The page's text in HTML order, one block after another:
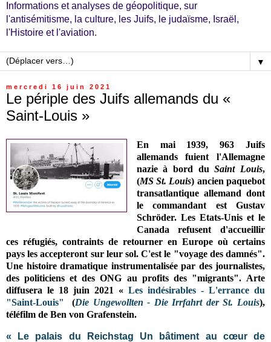
Informations et analyses de géopolitique, sur
l'antisémitisme, la culture, les Juifs, le judaïsme, Israël,
l'Histoire et l'aviation.
▼
mercredi 16 juin 2021
Le périple des Juifs allemands du «
Saint-Louis »
En mai 1939, 963 Juifs
allemands fuient l'Allemagne
nazie à bord duSaint Louis,
(MS St. Louis) ancien paquebot
transatlantique allemand dont
le commandant est Gustav
Schröder. Les Etats-Unis et le
Canada refusent d'accueillir
ces réfugiés, contraints de retourner en Europe où certains
pays les accepteront sur leur sol. C'est le "voyage des damnés".
Une histoire dramatique instrumentalisée par des journalistes,
des politiciens et des ONG au profits des "migrants". Arte
diffusera le 18 juin 2021 « Les indésirables - L'errance du
"Saint-Louis"
(Die Ungewollten - Die Irrfahrt der St. Louis),
téléfilm de Ben von Grafenstein.
« Le palais du Reichstag Un bâtiment au cœur de